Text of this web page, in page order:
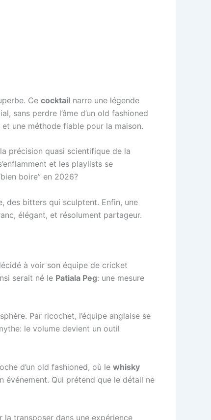
Ce cocktail narre une légende
sans perdre l’âme d’un old fashioned
une méthode fiable pour la maison.
précision quasi scientifique de la
et les playlists se
boire” en 2026?
des bitters qui sculptent. Enfin, une
élégant, et résolument partageur.
à voir son équipe de cricket
serait né le Patiala Peg: une mesure
Par ricochet, l’équipe anglaise se
le volume devient un outil
d’un old fashioned, où le whisky
événement. Qui prétend que le détail ne
la transposer dans une expérience